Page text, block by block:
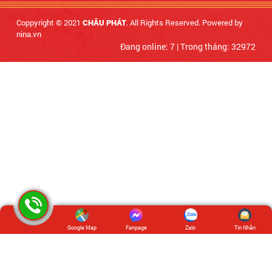
Coppyright © 2021 CHÂU PHÁT. All Rights Reserved. Powered by
nina.vn
Đang online: 7 |Trong tháng: 32972
Google Map Fanpage Zalo Tin Nhắn